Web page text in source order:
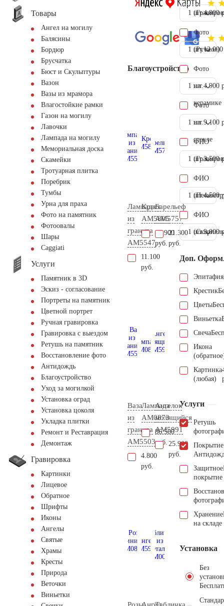
Товары
Ангел на могилу
Балясины
Бордюр
Брусчатка
Бюст и Скульптуры
Вазон
Вазы из мрамора
Влагостойкие рамки
Газон на могилу
Лавочки
Лампада на могилу
Мемориальная доска
Скамейки
Тротуарная плитка
Поребрик
Тумбы
Урна для праха
Фото на памятник
Фотоовалы
Шары
Сaggiati
Услуги
Памятник в 3D
Эскиз - согласование
Портреты на памятник
Цветной портрет
Ручная гравировка
Гравировка с выездом
Ретушь на памятник
Восстановление фото
Антидождь
Благоустройство
Уход за могилкой
Установка оград
Установка цоколя
Укладка плитки
Ремонт и Реставрация
Демонтаж
Гравировка
Картинки
Лицевое
Обратное
Шрифты
Иконы
Ангелы
Святые
Храмы
Кресты
Природа
Веточки
Виньетки
Благоустройство
Лампада
из
гранита
AM5547
11.100
руб.
Крест
AM5805
13.900
руб.
Барельеф
AM5757
21.300
руб.
Ваза
из
гранита
AM5503
4.800
руб.
Лампада
AM0873
86.500
руб.
Ангелок
молящийся
AM5991
25.900
руб.
РозыАнгелТабличка
1 шт.4.900
Фото
(Ручное)
1 шт.
Фото
на
керамике
1 шт. 4.900
Фото
на
стекле
1 шт. 9.100
ФИО
1 шт.3.500
ФИО
1 шт.4.500
ФИО
1 шт.9.000
Доп.
Эпитафия
Крестик
Цветы
Виньетка
Свеча
Икона
Картинка
(любая)
Услуги
Ретушь
Покрытие
Защитное
покрытие
Хранение
на складе
Установка
Без